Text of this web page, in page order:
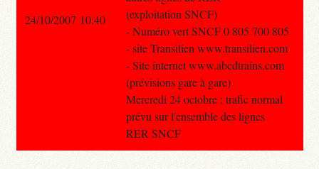
(exploitation SNCF)
- Numéro vert SNCF 0 805 700 805
- site Transilien www.transilien.com
- Site internet www.abcdtrains.com
(prévisions gare à gare)
Mercredi 24 octobre : trafic normal
prévu sur l'ensemble des lignes
RER SNCF
24/10/2007 10:40